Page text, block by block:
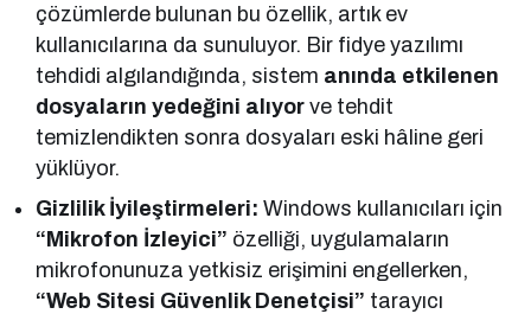
çözümlerde bulunan bu özellik, artık ev
kullanıcılarına da sunuluyor. Bir fidye yazılımı
tehdidi algılandığında, sistem anında etkilenen
dosyaların yedeğini alıyor ve tehdit
temizlendikten sonra dosyaları eski hâline geri
yüklüyor.
Gizlilik İyileştirmeleri: Windows kullanıcıları için
“Mikrofon İzleyici” özelliği, uygulamaların
mikrofonunuza yetkisiz erişimini engellerken,
“Web Sitesi Güvenlik Denetçisi” tarayıcı